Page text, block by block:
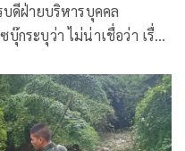
ดีฝ่ายบริหารบุคคล
กระบุว่า ไม่น่าเชื่อว่า เรื่อง
-กัมพูชา